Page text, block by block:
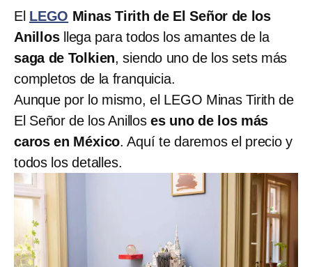
El LEGO Minas Tirith de El Señor de los
Anillosllega para todos los amantes de la
saga de Tolkien, siendo uno de los sets más
completos de la franquicia.
Aunque por lo mismo, el LEGO Minas Tirith de
El Señor de los Anilloses uno de los más
caros en México. Aquí te daremos el precio y
todos los detalles.